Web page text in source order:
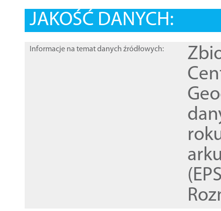
JAKOŚĆ DANYCH:
Informacje na temat danych źródłowych: